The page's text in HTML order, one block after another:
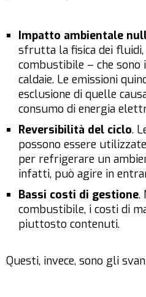
Impatto ambientale
sfrutta la fisica dei fluidi,
combustibile – che sono
caldaie. Le emissioni
esclusione di quelle
consumo di energia
Reversibilità del ciclo.
possono essere
per refrigerare un
infatti, può agire in
Bassi costi di gestione.
combustibile, i costi di
piuttosto contenuti.
Questi, invece, sono gli